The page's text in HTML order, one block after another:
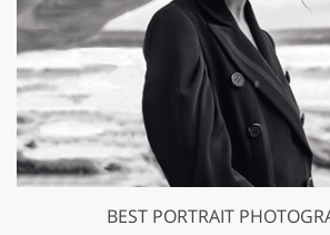
BEST PORTRAIT